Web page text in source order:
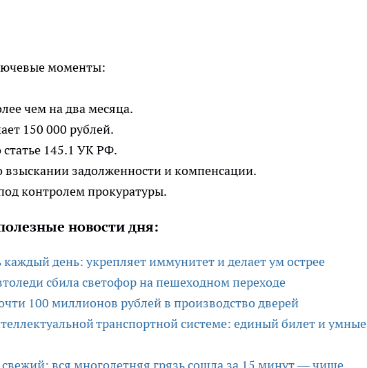
моменты:
чем на два месяца.
150 000 рублей.
145.1 УК РФ.
взыскании задолженности и компенсации.
контролем прокуратуры.
новости дня:
день: укрепляет иммунитет и делает ум острее
сбила светофор на пешеходном переходе
100 миллионов рублей в производство дверей
транспортной системе: единый билет и умные